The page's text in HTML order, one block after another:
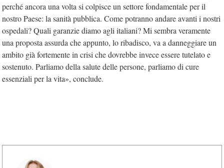
perché ancora una volta si colpisce un settore fondamentale per il
nostro Paese: la sanità pubblica. Come potranno andare avanti i nostri
ospedali? Quali garanzie diamo agli italiani? Mi sembra veramente
una proposta assurda che appunto, lo ribadisco, va a danneggiare un
ambito già fortemente in crisi che dovrebbe invece essere tutelato e
sostenuto. Parliamo della salute delle persone, parliamo di cure
essenziali per la vita», conclude.